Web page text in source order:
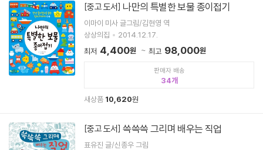
[중고 도서] 나만의 특별한 보물 종이접기
이마이 미사 글그림/김현영 역
상상의집
2014.12.17.
최저 4,400원 최고 98,000원
판매자 배송
34
새상품 10,620원
[중고 도서] 쓱쓱쓱 그리며 배우는 직업
표유진 글/신종우 그림